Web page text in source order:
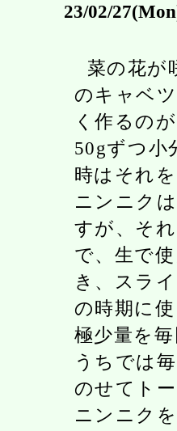
23/02/
菜の花が
のキャベ
く作るの
50gずつ小
時はそれ
ニンニク
すが、そ
で、生で
き、スラ
の時期に
極少量を
うちでは
のせてト
ニンニク